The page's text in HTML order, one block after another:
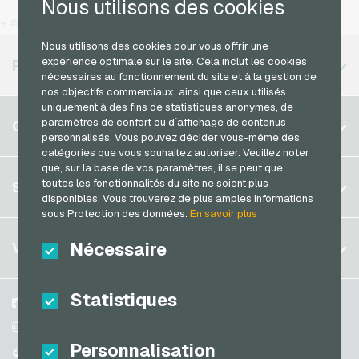
Nous utilisons des cookies
Nous utilisons des cookies pour vous offrir une
expérience optimale sur le site. Cela inclut les cookies
nécessaires au fonctionnement du site et à la gestion de
nos objectifs commerciaux, ainsi que ceux utilisés
uniquement à des fins de statistiques anonymes, de
paramètres de confort ou d´affichage de contenus
personnalisés. Vous pouvez décider vous-même des
catégories que vous souhaitez autoriser. Veuillez noter
que, sur la base de vos paramètres, il se peut que
toutes les fonctionnalités du site ne soient plus
disponibles. Vous trouverez de plus amples informations
sous Protection des données.En savoir plus
Nécessaire
Statistiques
Personnalisation
Rewe Cartes cadeaux
roastmarket Cartes cadeaux
Rossmann Cartes cadeaux
RTL+ Cartes cadeaux
Saturn Cartes cadeaux
Shell Cartes cadeaux
Spotify Premium Cartes cadeaux
Thalia Cartes cadeaux
toom Cartes cadeaux
World of Sweets Cartes cadeaux
Zalando Cartes cadeaux
T-Mobile Recharges mobiles
Vodafone Recharges mobiles
Jetoncash Cartes de paiement
MuchBetter Cartes de paiement
Neosurf Cartes de paiement
PCS Cartes de paiement
Razer Gold Cartes de paiement
Transcash Cartes de paiement
RÉGIONS DISPONIBLES
Belgique
Brésil
Allemagne (DE)
Allemagne (EN)
France
Italie
Autriche
Suisse (DE)
COMPTE
S´inscrire
S´inscrire
SERVICE
FAQ
Conditions generales
&Droit de retour
VGO-SHOP
A propos de nous
Partenaires
Facebook
TikTok